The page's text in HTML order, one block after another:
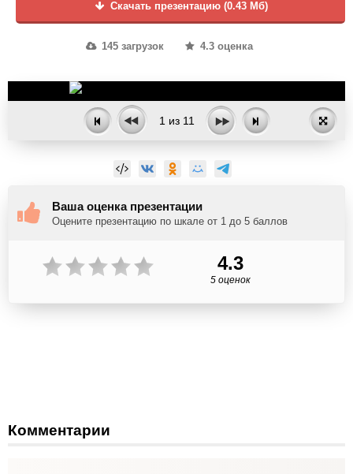
Скачать презентацию (0.43 Мб)
145 загрузок 4.3 оценка
1 из 11
Ваша оценка презентации
Оцените презентацию по шкале от 1 до 5 баллов
4.3
5 оценок
Комментарии